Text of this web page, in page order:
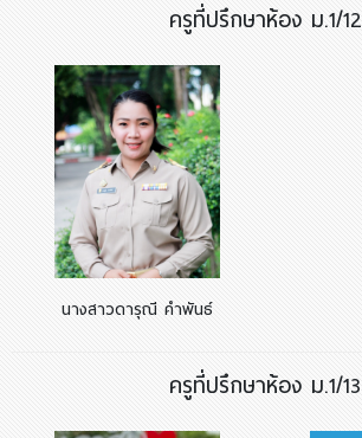
ครูที่ปรึกษาห้อง ม.1/12
นางสาวดารุณี คำพันธ์
ครูที่ปรึกษาห้อง ม.1/13